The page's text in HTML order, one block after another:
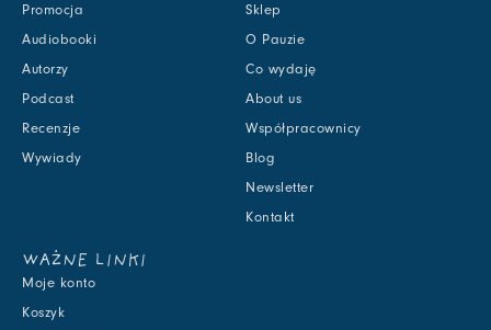
Promocja
Audiobooki
Autorzy
Podcast
Recenzje
Wywiady
Sklep
O Pauzie
Co wydaję
About us
Współpracownicy
Blog
Newsletter
Kontakt
WAŻNE LINKI
Moje konto
Koszyk